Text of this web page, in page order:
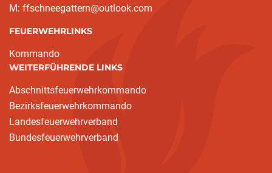
M: ffschneegattern@outlook.com
FEUERWEHRLINKS
Kommando
WEITERFÜHRENDE LINKS
Abschnittsfeuerwehrkommando
Bezirksfeuerwehrkommando
Landesfeuerwehrverband
Bundesfeuerwehrverband